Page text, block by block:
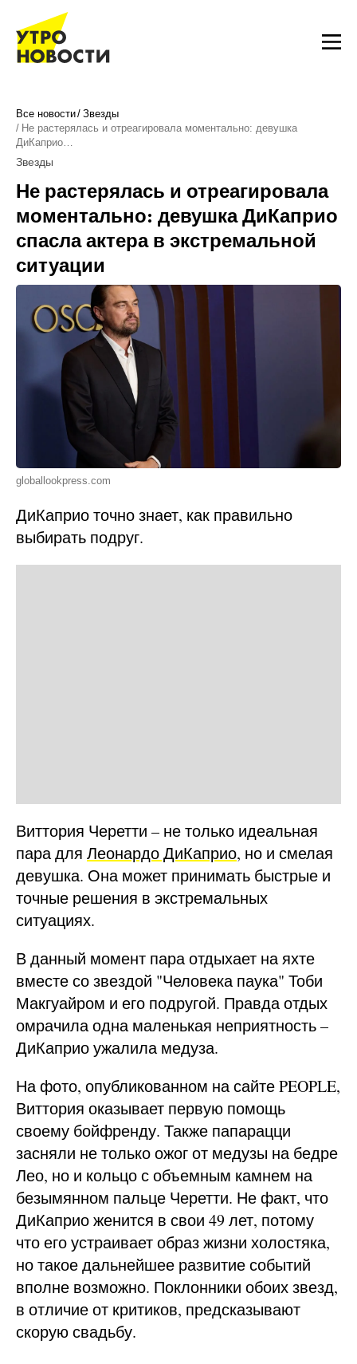
Все новости Звезды
Не растерялась и отреагировала моментально: девушка
ДиКаприо…
Звезды
Не растерялась и отреагировала
моментально: девушка ДиКаприо
спасла актера в экстремальной
ситуации
globallookpress.com
ДиКаприо точно знает, как правильно
выбирать подруг.
Виттория Черетти – не только идеальная
пара для Леонардо ДиКаприо, но и смелая
девушка. Она может принимать быстрые и
точные решения в экстремальных
ситуациях.
В данный момент пара отдыхает на яхте
вместе со звездой "Человека паука" Тоби
Макгуайром и его подругой. Правда отдых
омрачила одна маленькая неприятность –
ДиКаприо ужалила медуза.
На фото, опубликованном на сайте PEOPLE,
Виттория оказывает первую помощь
своему бойфренду. Также папарацци
засняли не только ожог от медузы на бедре
Лео, но и кольцо с объемным камнем на
безымянном пальце Черетти. Не факт, что
ДиКаприо женится в свои 49 лет, потому
что его устраивает образ жизни холостяка,
но такое дальнейшее развитие событий
вполне возможно. Поклонники обоих звезд,
в отличие от критиков, предсказывают
скорую свадьбу.